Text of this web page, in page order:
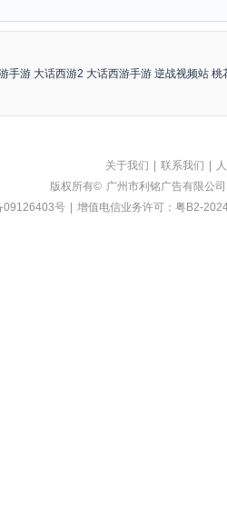
手游 大话西游2 大话西游手游 逆战视频站 桃
关于我们 联系我们
版权所有© 广州市利铭广告有限公司
09126403号
增值电信业务许可：粤B2-